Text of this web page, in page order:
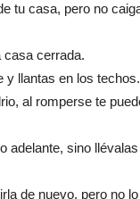
tu casa, pero no
casa cerrada.
y llantas en los techos.
al romperse te
adelante, sino llévalas
de nuevo, pero no lo